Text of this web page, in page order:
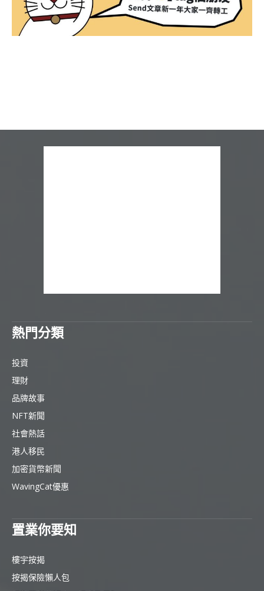
熱門分類
投資
理財
品牌故事
NFT新聞
社會熱話
港人移民
加密貨幣新聞
WavingCat優惠
置業你要知
樓宇按揭
按揭保險懶人包